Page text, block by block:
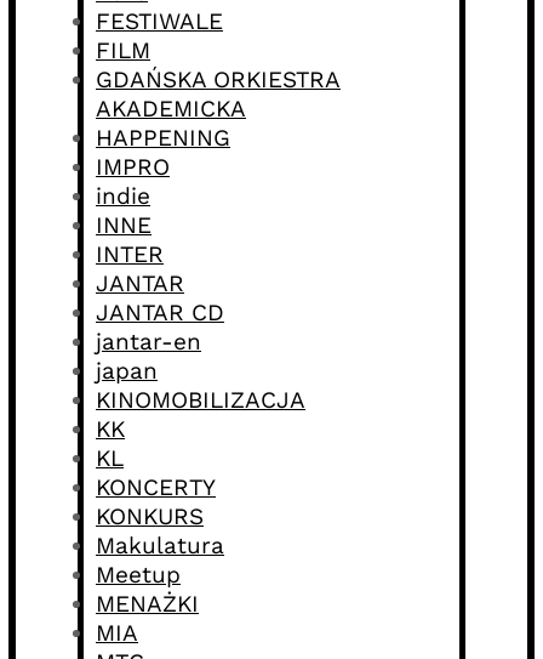
FESTIWALE
FILM
GDAŃSKA ORKIESTRA
AKADEMICKA
HAPPENING
IMPRO
indie
INNE
INTER
JANTAR
JANTAR CD
jantar-en
japan
KINOMOBILIZACJA
KK
KL
KONCERTY
KONKURS
Makulatura
Meetup
MENAŻKI
MIA